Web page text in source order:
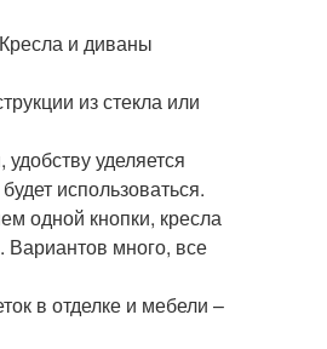
и диваны
из стекла или
уделяется
использоваться.
одной кнопки, кресла
много, все
в отделке и мебели –